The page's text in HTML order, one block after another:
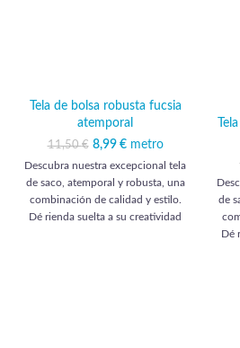
Tela de bolsa robusta fucsia
atemporal
11,50€
El precio original
era: 11,50 €.
8,99 €
El precio
actual es:
8,99 €.
metro
Descubra nuestra excepcional tela
de saco, atemporal y robusta, una
combinación de calidad y estilo.
Dé rienda suelta a su creatividad
de
Dé